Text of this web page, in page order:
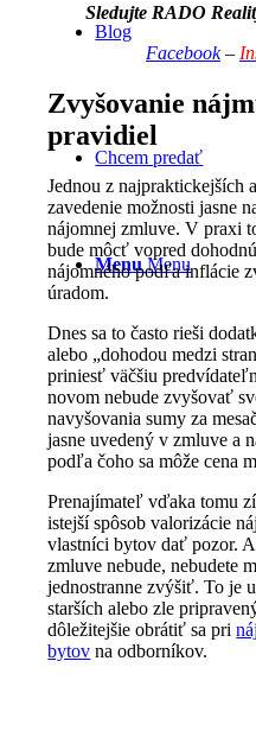
Blog
Chcem predať
Menu Menu
Sledujte RADO
Facebook–
Zvyšovanie
pravidiel
Jednou z najpraktickejších
zavedenie možnosti jasne
nájomnej zmluve. V praxi
bude môcť vopred
nájomného podľa inflácie
úradom.
Dnes sa to často rieši
alebo „dohodou medzi
priniesť väčšiu
novom nebude zvyšovať
navyšovania sumy za
jasne uvedený v zmluve a
podľa čoho sa môže cena
Prenajímateľ vďaka tomu
istejší spôsob valorizácie
vlastníci bytov dať pozor.
zmluve nebude, nebudete
jednostranne zvýšiť. To je
starších alebo zle
dôležitejšie obrátiť sa pri
bytov na odborníkov.